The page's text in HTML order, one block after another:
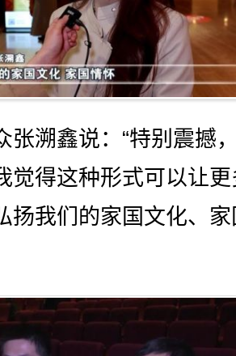
溯鑫说：“特别震撼
觉得这种形式可以让
扬我们的家国文化、